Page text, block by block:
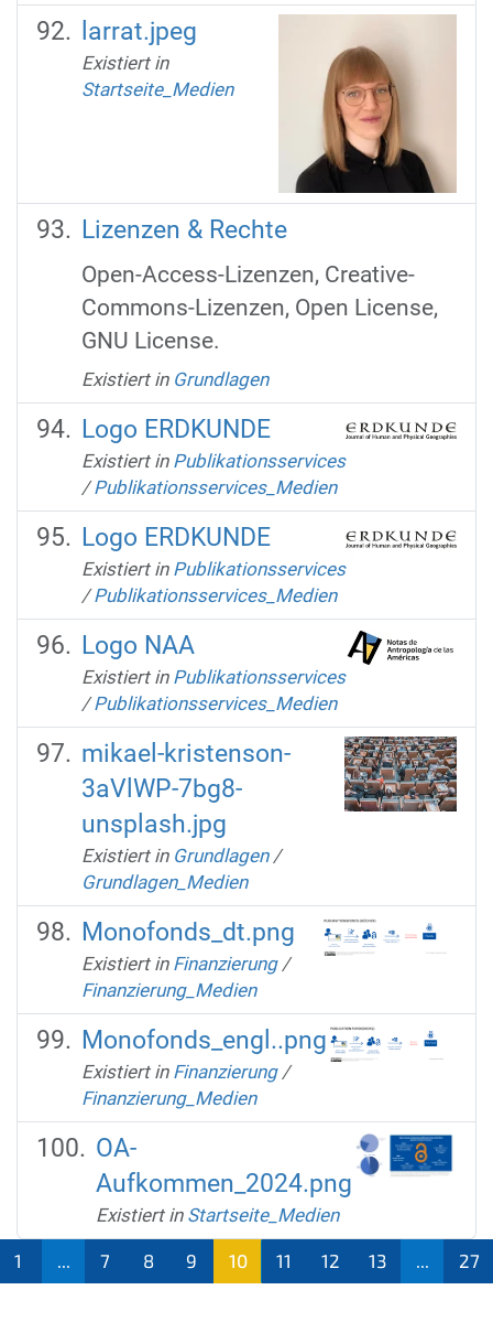
larrat.jpeg
Existiert in
Startseite_Medien
Lizenzen & Rechte
Open-Access-Lizenzen, Creative-
Commons-Lizenzen, Open License,
GNU License.
Existiert in Grundlagen
Logo ERDKUNDE
Existiert in Publikationsservices
/Publikationsservices_Medien
Logo ERDKUNDE
Existiert in Publikationsservices
/Publikationsservices_Medien
Logo NAA
Existiert in Publikationsservices
/Publikationsservices_Medien
mikael-kristenson-
3aVlWP-7bg8-
unsplash.jpg
Existiert in Grundlagen /
Grundlagen_Medien
Monofonds_dt.png
Existiert in Finanzierung /
Finanzierung_Medien
Monofonds_engl..png
Existiert in Finanzierung /
Finanzierung_Medien
OA-
Aufkommen_2024.png
Existiert in Startseite_Medien
1 ... 7 8 9
10
11 12 13 ... 27